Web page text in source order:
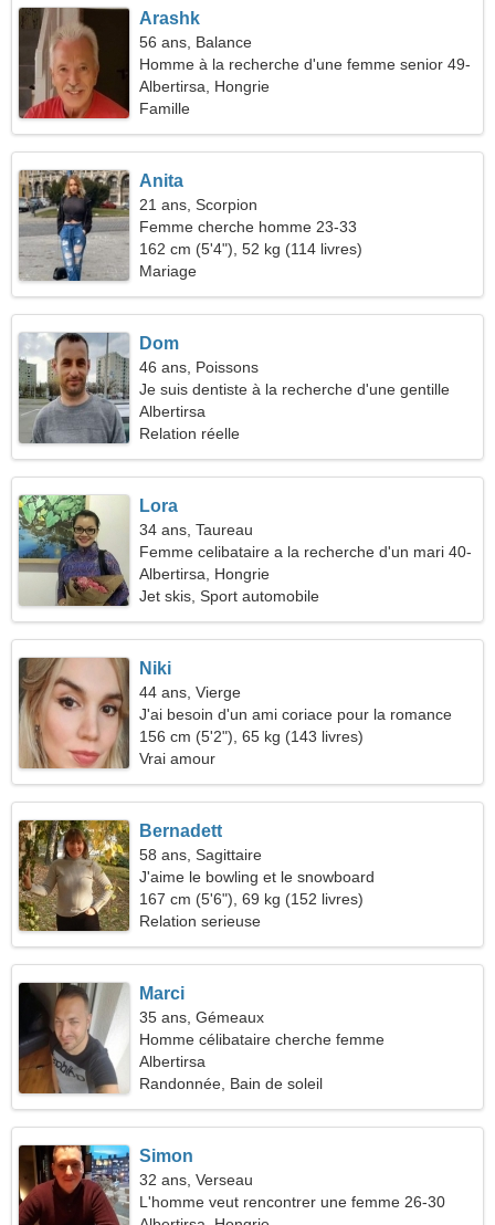
Arashk
56 ans, Balance
Homme à la recherche d'une femme senior 49-
53
Albertirsa, Hongrie
Famille
Anita
21 ans, Scorpion
Femme cherche homme 23-33
162 cm (5'4"), 52 kg (114 livres)
Mariage
Dom
46 ans, Poissons
Je suis dentiste à la recherche d'une gentille
femme
Albertirsa
Relation réelle
Lora
34 ans, Taureau
Femme celibataire a la recherche d'un mari 40-
46
Albertirsa, Hongrie
Jet skis, Sport automobile
Niki
44 ans, Vierge
J'ai besoin d'un ami coriace pour la romance
156 cm (5'2"), 65 kg (143 livres)
Vrai amour
Bernadett
58 ans, Sagittaire
J'aime le bowling et le snowboard
167 cm (5'6"), 69 kg (152 livres)
Relation serieuse
Marci
35 ans, Gémeaux
Homme célibataire cherche femme
Albertirsa
Randonnée, Bain de soleil
Simon
32 ans, Verseau
L'homme veut rencontrer une femme 26-30